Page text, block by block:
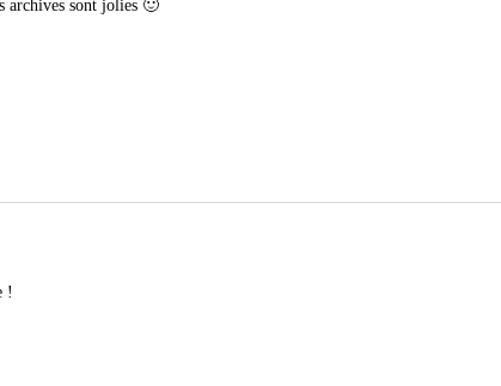
archives sont jolies 🙂
!